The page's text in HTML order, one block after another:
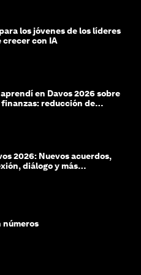
los jóvenes de los líderes
crecer con IA
en Davos 2026 sobre
reducción de
2026: Nuevos acuerdos,
diálogo y más
números